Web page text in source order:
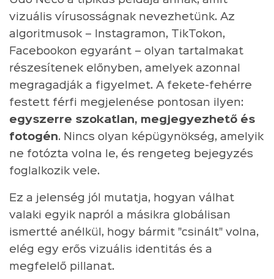
vizuális vírusosságnak nevezhetünk. Az
algoritmusok – Instagramon, TikTokon,
Facebookon egyaránt – olyan tartalmakat
részesítenek előnyben, amelyek azonnal
megragadják a figyelmet. A fekete-fehérre
festett férfi megjelenése pontosan ilyen:
egyszerre szokatlan, megjegyezhető és
fotogén. Nincs olyan képügynökség, amelyik
ne fotózta volna le, és rengeteg bejegyzés
foglalkozik vele.
Ez a jelenség jól mutatja, hogyan válhat
valaki egyik napról a másikra globálisan
ismertté anélkül, hogy bármit "csinált" volna,
elég egy erős vizuális identitás és a
megfelelő pillanat.